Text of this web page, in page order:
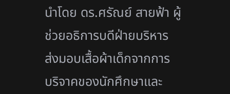
นำโดย ดร.ศรัณย์ สายฟ้า ผู้
ช่วยอธิการบดีฝ่ายบริหาร
ส่งมอบเสื้อผ้าเด็กจากการ
บริจาคของนักศึกษาและ